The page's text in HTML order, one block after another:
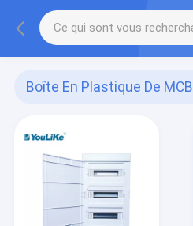
Boîte En Plastique De MCB